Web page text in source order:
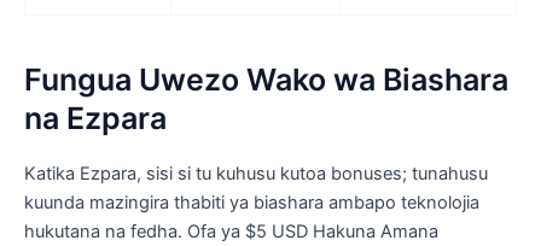
Fungua Uwezo Wako wa Biashara
na Ezpara
Katika Ezpara, sisi si tu kuhusu kutoa bonuses; tunahusu
kuunda mazingira thabiti ya biashara ambapo teknolojia
hukutana na fedha. Ofa ya $5 USD Hakuna Amana